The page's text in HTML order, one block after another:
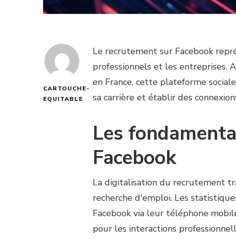
CARTOUCHE-
EQUITABLE
Le recrutement sur Facebook
professionnels et les entreprises.
en France, cette plateforme
sa carrière et établir des
Les
Facebook
La digitalisation du recrutement
recherche d'emploi. Les
Facebook via leur téléphone
pour les interactions